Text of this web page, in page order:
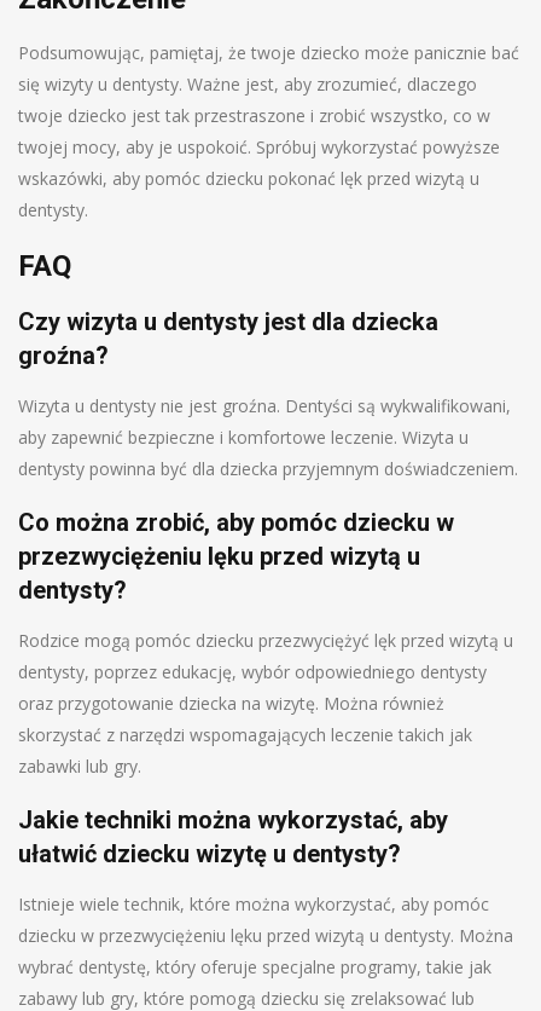
Podsumowując, pamiętaj, że twoje dziecko może panicznie bać
się wizyty u dentysty. Ważne jest, aby zrozumieć, dlaczego
twoje dziecko jest tak przestraszone i zrobić wszystko, co w
twojej mocy, aby je uspokoić. Spróbuj wykorzystać powyższe
wskazówki, aby pomóc dziecku pokonać lęk przed wizytą u
dentysty.
FAQ
Czy wizyta u dentysty jest dla dziecka
groźna?
Wizyta u dentysty nie jest groźna. Dentyści są wykwalifikowani,
aby zapewnić bezpieczne i komfortowe leczenie. Wizyta u
dentysty powinna być dla dziecka przyjemnym doświadczeniem.
Co można zrobić, aby pomóc dziecku w
przezwyciężeniu lęku przed wizytą u
dentysty?
Rodzice mogą pomóc dziecku przezwyciężyć lęk przed wizytą u
dentysty, poprzez edukację, wybór odpowiedniego dentysty
oraz przygotowanie dziecka na wizytę. Można również
skorzystać z narzędzi wspomagających leczenie takich jak
zabawki lub gry.
Jakie techniki można wykorzystać, aby
ułatwić dziecku wizytę u dentysty?
Istnieje wiele technik, które można wykorzystać, aby pomóc
dziecku w przezwyciężeniu lęku przed wizytą u dentysty. Można
wybrać dentystę, który oferuje specjalne programy, takie jak
zabawy lub gry, które pomogą dziecku się zrelaksować lub